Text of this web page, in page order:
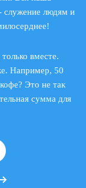
служение людям и
вместе.
Например, 50
Это не так
сумма для